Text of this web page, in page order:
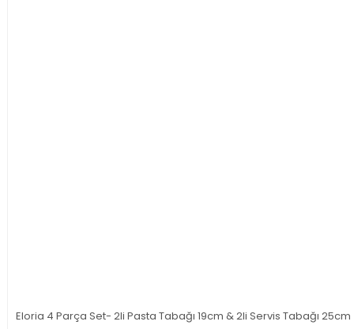
Eloria 4 Parça Set- 2li Pasta Tabağı 19cm & 2li Servis Tabağı 25cm